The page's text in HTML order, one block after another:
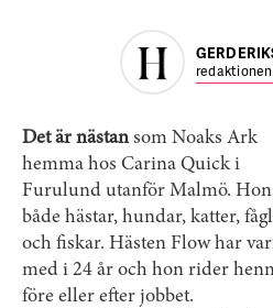
GERD
Det är nästansom Noaks Ark
hemma hos Carina Quick i
Furulund utanför Malmö.
både hästar, hundar, katter,
och fiskar. Hästen Flow har
med i 24 år och hon rider
före eller efter jobbet.